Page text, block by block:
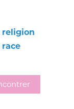
religion